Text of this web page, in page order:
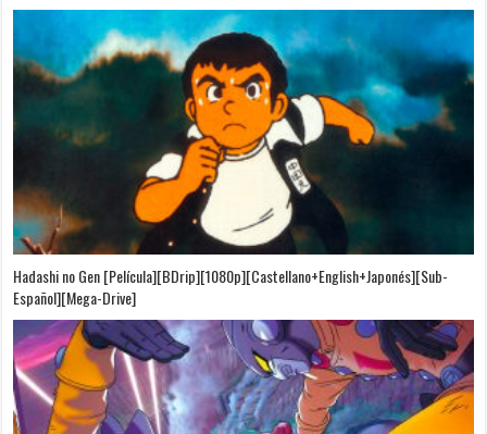
Hadashi no Gen [Película][BDrip][1080p][Castellano+English+Japonés][Sub-
Español][Mega-Drive]